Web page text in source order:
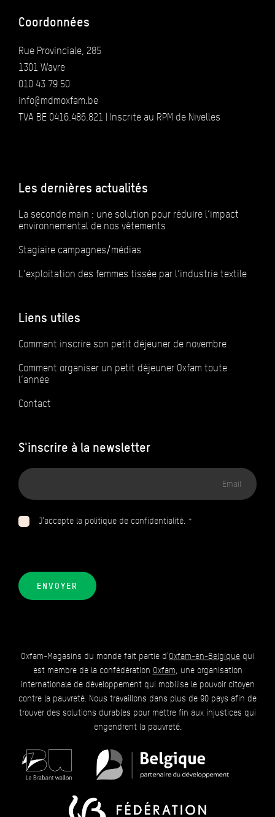
Coordonnées
Rue Provinciale, 285
1301 Wavre
010 43 79 50
info@mdmoxfam.be
TVA BE 0416.486.821 | Inscrite au RPM de Nivelles
Les dernières actualités
La seconde main : une solution pour réduire l’impact
environnemental de nos vêtements
Stagiaire campagnes/médias
L’exploitation des femmes tissée par l’industrie textile
Liens utiles
Comment inscrire son petit déjeuner de novembre
Comment organiser un petit déjeuner Oxfam toute
l’année
Contact
S'inscrire à la newsletter
Adresse
email
J’accepte la politique de confidentialité. *
ENVOYER
Oxfam-Magasins du monde fait partie d'Oxfam-en-Belgique qui
est membre de la confédération Oxfam, une organisation
internationale de développement qui mobilise le pouvoir citoyen
contre la pauvreté. Nous travaillons dans plus de 90 pays afin de
trouver des solutions durables pour mettre fin aux injustices qui
engendrent la pauvreté.